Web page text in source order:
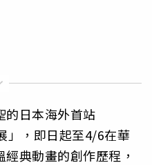
的日本海外首站
」，即日起至4/6在華
典動畫的創作歷程，